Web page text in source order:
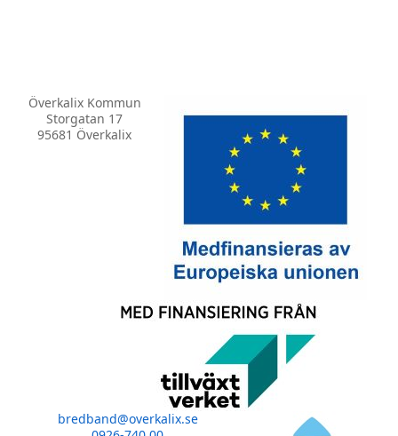
Överkalix Kommun
Storgatan 17
95681 Överkalix
bredband@overkalix.se